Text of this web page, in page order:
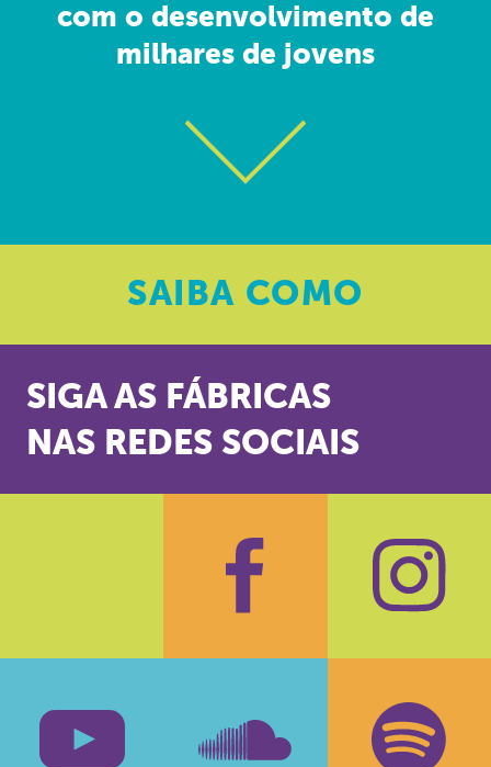
com o desenvolvimento de
milhares de jovens
SAIBA COMO
SIGA AS FÁBRICAS
NAS REDES SOCIAIS
Facebook